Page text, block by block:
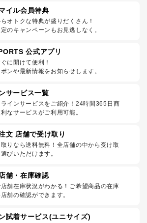
イル会員特典
オトクな特典が盛りだくさん！
のキャンペーンもお見逃しなく。
公式アプリ
に開けて便利！
ンや最新情報をお知らせします。
サービス一覧
インサービスをご紹介！24時間365日商
なサービスがご利用可能。
文 店舗で受け取り
りなら送料無料！全店舗の中から受け取
びいただけます。
舗・在庫確認
舗在庫状況がわかる！ご希望商品の在庫
舗の確認ができます。
試着サービス(ユニサイズ)